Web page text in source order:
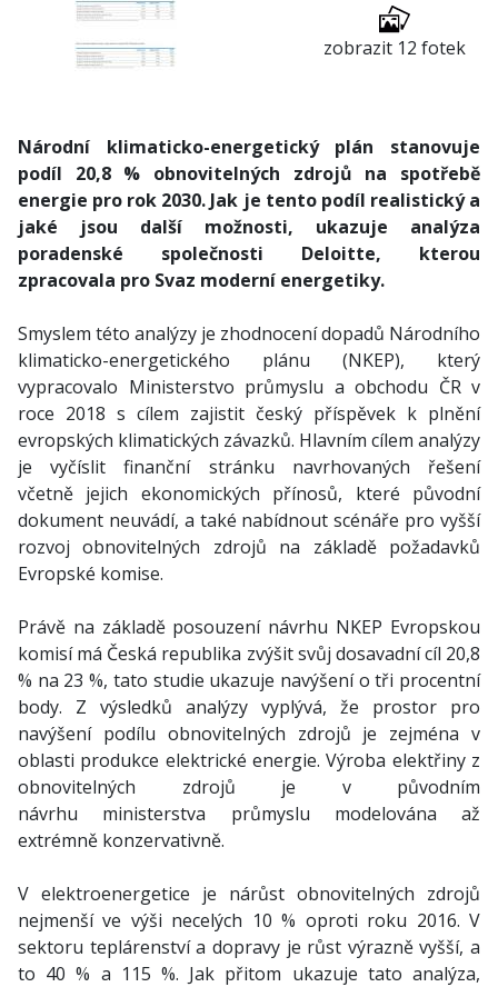
zobrazit 12 fotek
Národní klimaticko-energetický plán stanovuje
podíl 20,8 % obnovitelných zdrojů na spotřebě
energie pro rok 2030. Jak je tento podíl realistický a
jaké jsou další možnosti, ukazuje analýza
poradenské společnosti Deloitte, kterou
zpracovala pro Svaz moderní energetiky.
Smyslem této analýzy je zhodnocení dopadů Národního
klimaticko-energetického plánu (NKEP), který
vypracovalo Ministerstvo průmyslu a obchodu ČR v
roce 2018 s cílem zajistit český příspěvek k plnění
evropských klimatických závazků. Hlavním cílem analýzy
je vyčíslit finanční stránku navrhovaných řešení
včetně jejich ekonomických přínosů, které původní
dokument neuvádí, a také nabídnout scénáře pro vyšší
rozvoj obnovitelných zdrojů na základě požadavků
Evropské komise.
Právě na základě posouzení návrhu NKEP Evropskou
komisí má Česká republika zvýšit svůj dosavadní cíl 20,8
% na 23 %, tato studie ukazuje navýšení o tři procentní
body. Z výsledků analýzy vyplývá, že prostor pro
navýšení podílu obnovitelných zdrojů je zejména v
oblasti produkce elektrické energie. Výroba elektřiny z
obnovitelných zdrojů je v původním
návrhu ministerstva průmyslu modelována až
extrémně konzervativně.
V elektroenergetice je nárůst obnovitelných zdrojů
nejmenší ve výši necelých 10 % oproti roku 2016. V
sektoru teplárenství a dopravy je růst výrazně vyšší, a
to 40 % a 115 %. Jak přitom ukazuje tato analýza,